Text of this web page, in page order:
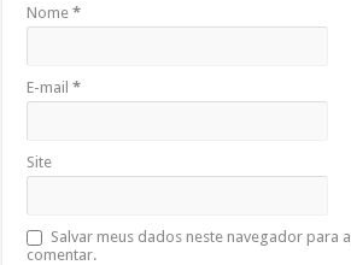
Nome*
E-mail*
Site
Salvar meus dados neste navegador para
comentar.